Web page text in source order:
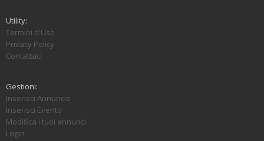
Utility:
Termini d'Uso
Privacy Policy
Contattaci
Gestioni:
Inserisci Annuncio
Inserisci Evento
Modifica i tuoi annunci
Login